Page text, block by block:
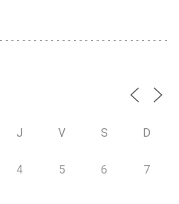
J V S D
4 5 6 7